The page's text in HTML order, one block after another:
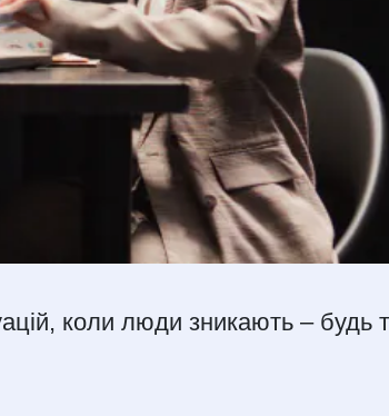
коли люди зникають – будь